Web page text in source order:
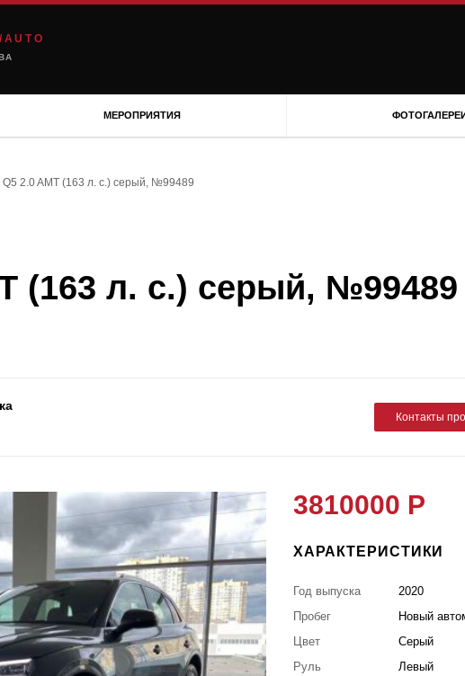
/AUTO
МЕРОПРИЯТИЯ
Q5 2.0 AMT (163 л. с.) серый, №99489
(163 л. с.) серый, №99489
Контакты
3810000 Р
ХАРАКТЕРИСТИКИ
Год выпуска
2020
Пробег
Новый
Цвет
Серый
Руль
Левый